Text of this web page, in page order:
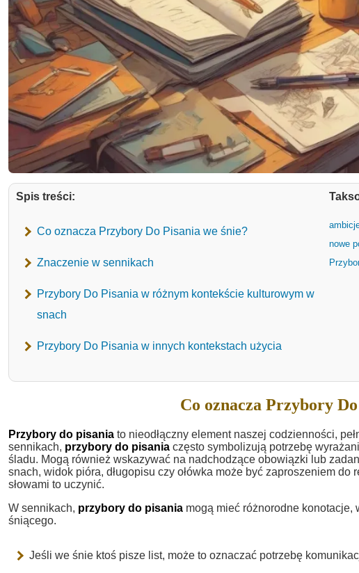
Spis treści:
Co oznacza Przybory Do Pisania we śnie?
Znaczenie w sennikach
Przybory Do Pisania w różnym kontekście kulturowym w
snach
Przybory Do Pisania w innych kontekstach użycia
nowe
Co oznacza Przybory
Przybory do pisania to nieodłączny element naszej codzienności,
sennikach, przybory do pisania często symbolizują potrzebę
śladu. Mogą również wskazywać na nadchodzące obowiązki lub
snach, widok pióra, długopisu czy ołówka może być zaproszeniem
słowami to uczynić.
W sennikach, przybory do pisania mogą mieć różnorodne
śniącego.
Jeśli we śnie ktoś pisze list, może to oznaczać potrzebę